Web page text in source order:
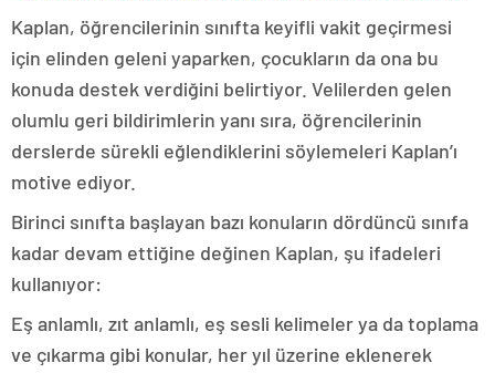
Kaplan, öğrencilerinin sınıfta keyifli vakit geçirmesi
için elinden geleni yaparken, çocukların da ona bu
konuda destek verdiğini belirtiyor. Velilerden gelen
olumlu geri bildirimlerin yanı sıra, öğrencilerinin
derslerde sürekli eğlendiklerini söylemeleri Kaplan’ı
motive ediyor.
Birinci sınıfta başlayan bazı konuların dördüncü sınıfa
kadar devam ettiğine değinen Kaplan, şu ifadeleri
kullanıyor:
Eş anlamlı, zıt anlamlı, eş sesli kelimeler ya da toplama
ve çıkarma gibi konular, her yıl üzerine eklenerek